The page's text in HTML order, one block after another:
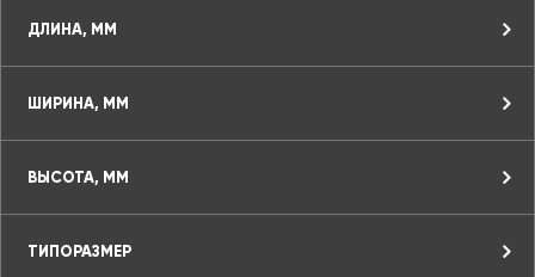
ДЛИНА, ММ
ШИРИНА, ММ
ВЫСОТА, ММ
ТИПОРАЗМЕР